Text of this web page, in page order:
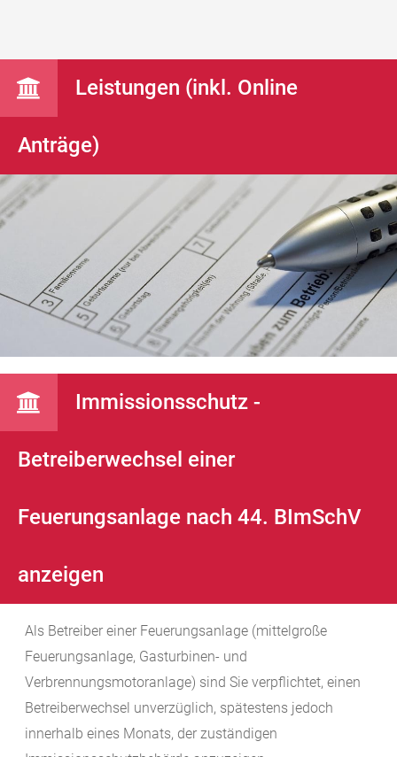
Leistungen (inkl. Online
Anträge)
Immissionsschutz -
Betreiberwechsel einer
Feuerungsanlage nach 44. BImSchV
anzeigen
Als Betreiber einer Feuerungsanlage (mittelgroße
Feuerungsanlage, Gasturbinen- und
Verbrennungsmotoranlage) sind Sie verpflichtet, einen
Betreiberwechsel unverzüglich, spätestens jedoch
innerhalb eines Monats, der zuständigen